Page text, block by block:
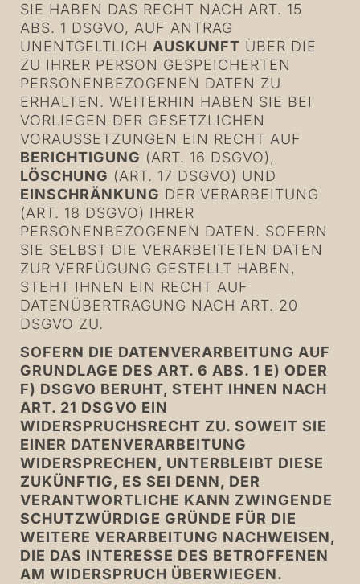
SIE HABEN DAS RECHT NACH ART. 15
ABS. 1 DSGVO, AUF ANTRAG
UNENTGELTLICH AUSKUNFT ÜBER DIE
ZU IHRER PERSON GESPEICHERTEN
PERSONENBEZOGENEN DATEN ZU
ERHALTEN. WEITERHIN HABEN SIE BEI
VORLIEGEN DER GESETZLICHEN
VORAUSSETZUNGEN EIN RECHT AUF
BERICHTIGUNG (ART. 16 DSGVO),
LÖSCHUNG (ART. 17 DSGVO) UND
EINSCHRÄNKUNG DER VERARBEITUNG
(ART. 18 DSGVO) IHRER
PERSONENBEZOGENEN DATEN. SOFERN
SIE SELBST DIE VERARBEITETEN DATEN
ZUR VERFÜGUNG GESTELLT HABEN,
STEHT IHNEN EIN RECHT AUF
DATENÜBERTRAGUNG NACH ART. 20
DSGVO ZU.
SOFERN DIE DATENVERARBEITUNG AUF
GRUNDLAGE DES ART. 6 ABS. 1 E) ODER
F) DSGVO BERUHT, STEHT IHNEN NACH
ART. 21 DSGVO EIN
WIDERSPRUCHSRECHT ZU. SOWEIT SIE
EINER DATENVERARBEITUNG
WIDERSPRECHEN, UNTERBLEIBT DIESE
ZUKÜNFTIG, ES SEI DENN, DER
VERANTWORTLICHE KANN ZWINGENDE
SCHUTZWÜRDIGE GRÜNDE FÜR DIE
WEITERE VERARBEITUNG NACHWEISEN,
DIE DAS INTERESSE DES BETROFFENEN
AM WIDERSPRUCH ÜBERWIEGEN.